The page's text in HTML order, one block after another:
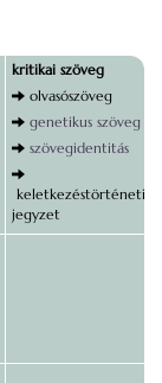
kritikai szöveg
olvasószöveg
genetikus szöveg
szövegidentitás
keletkezéstörténeti
jegyzet